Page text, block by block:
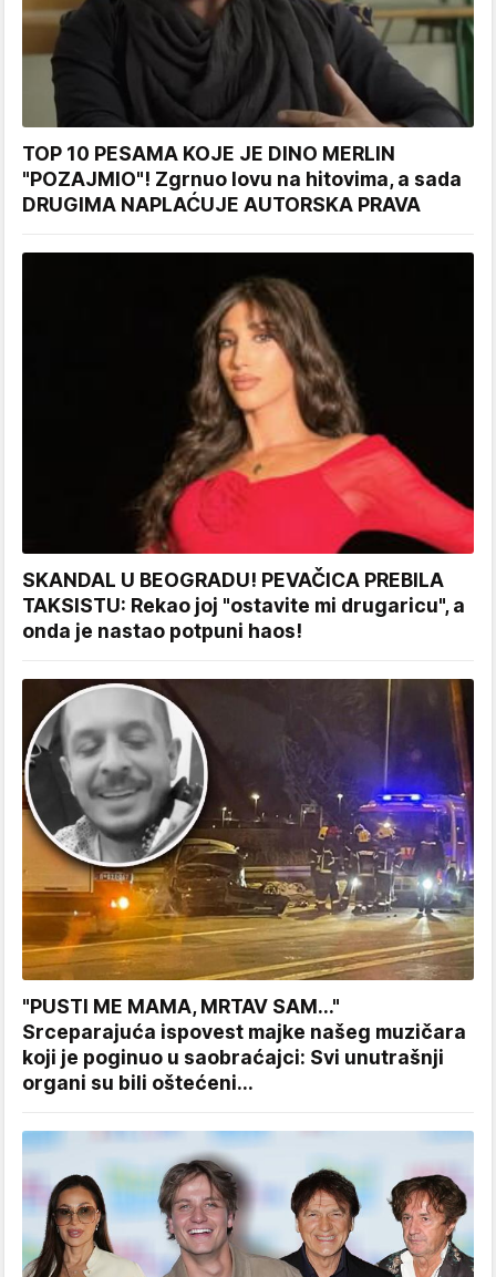
TOP 10 PESAMA KOJE JE DINO MERLIN
"POZAJMIO"! Zgrnuo lovu na hitovima, a sada
DRUGIMA NAPLAĆUJE AUTORSKA PRAVA
SKANDAL U BEOGRADU! PEVAČICA PREBILA
TAKSISTU: Rekao joj "ostavite mi drugaricu", a
onda je nastao potpuni haos!
"PUSTI ME MAMA, MRTAV SAM..."
Srceparajuća ispovest majke našeg muzičara
koji je poginuo u saobraćajci: Svi unutrašnji
organi su bili oštećeni...